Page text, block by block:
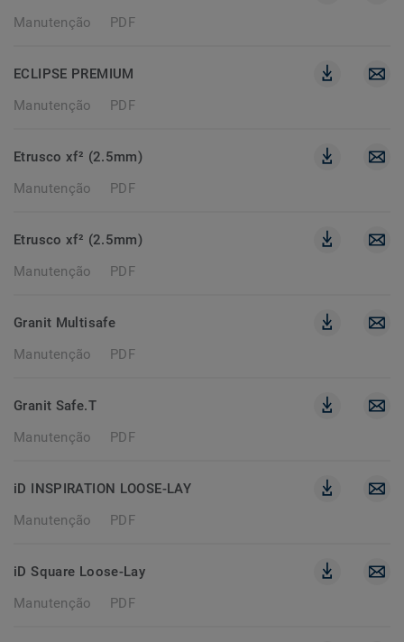
Manutenção
PDF
ECLIPSE PREMIUM
Manutenção
PDF
Etrusco xf² (2.5mm)
Manutenção
PDF
Etrusco xf² (2.5mm)
Manutenção
PDF
Granit Multisafe
Manutenção
PDF
Granit Safe.T
Manutenção
PDF
iD INSPIRATION LOOSE-LAY
Manutenção
PDF
iD Square Loose-Lay
Manutenção
PDF